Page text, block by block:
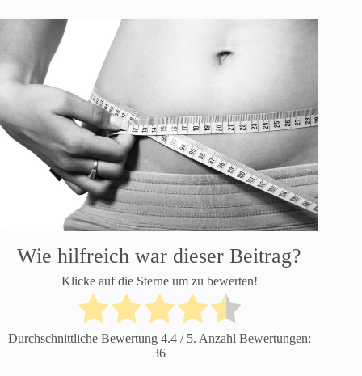
Wie hilfreich war dieser Beitrag?
Klicke auf die Sterne um zu bewerten!
Durchschnittliche Bewertung 4.4/ 5. Anzahl Bewertungen:
36